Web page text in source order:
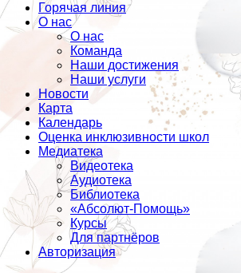
Горячая линия
О нас
О нас
Команда
Наши достижения
Наши услуги
Новости
Карта
Календарь
Оценка инклюзивности школ
Медиатека
Видеотека
Аудиотека
Библиотека
«Абсолют-Помощь»
Курсы
Для партнёров
Авторизация